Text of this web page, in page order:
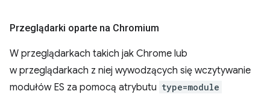
Przeglądarki oparte na Chromium
W przeglądarkach takich jak Chrome lub
w przeglądarkach z niej wywodzących się wczytywanie
modułów ES za pomocą atrybutu type=module